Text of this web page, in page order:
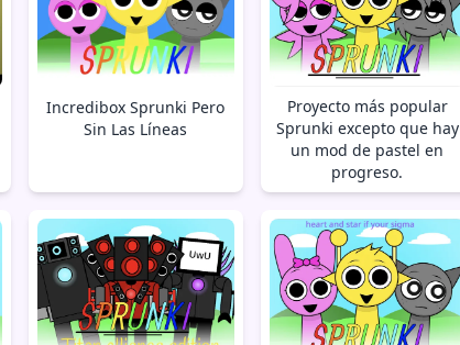
Incredibox Sprunki Pero
Sin Las Líneas
Proyecto más popular
Sprunki excepto que hay
un mod de pastel en
progreso.